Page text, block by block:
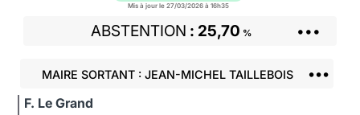
Mis à jour le 27/03/2026 à 16h35
ABSTENTION 25,70 % •••
MAIRE SORTANT : JEAN-MICHEL TAILLEBOIS •••
F. Le Grand